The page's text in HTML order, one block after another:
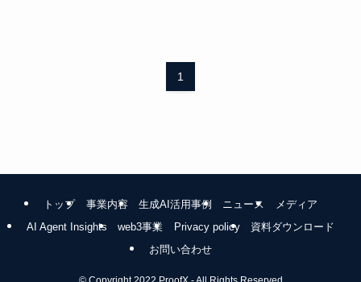
1
トップ 事業内容 生成AI活用事例 ニュース
メディア
AI Agent Insights
web3事業 Privacy policy
資料ダウンロード
お問い合わせ